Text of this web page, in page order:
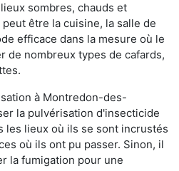
sombres, chauds et
être la cuisine, la salle de
efficace dans la mesure où le
de nombreux types de cafards,
à Montredon-des-
la pulvérisation d'insecticide
les lieux où ils se sont incrustés
où ils ont pu passer. Sinon, il
la fumigation pour une